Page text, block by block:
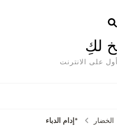
لكِ
على الانترنت
الخضار *إدام الدباء